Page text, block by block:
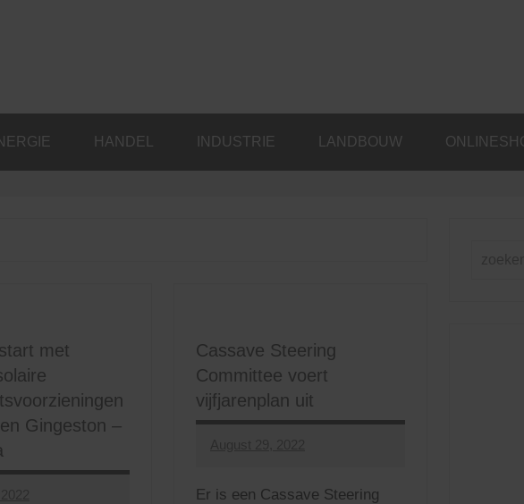
HANDEL INDUSTRIE LANDBOUW
met
Gingeston –
Cassave Steering
Committee voert
vijfjarenplan uit
Er is een Cassave Steering